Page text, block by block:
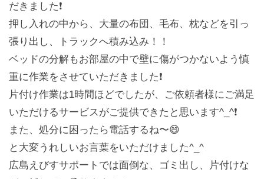
だきました❗️
押し入れの中から、大量の布団、毛布、枕などを引っ
張り出し、トラックへ積み込み！！
ベッドの分解もお部屋の中で壁に傷がつかないよう慎
重に作業をさせていただきました❗️
片付け作業は1時間ほどでしたが、ご依頼者様にご満足
いただけるサービスがご提供できたと思います^_^❗️
また、処分に困ったら電話するね〜😄
と大変うれしいお言葉をいただけました^_^
広島えびすサポートでは面倒な、ゴミ出し、片付けな